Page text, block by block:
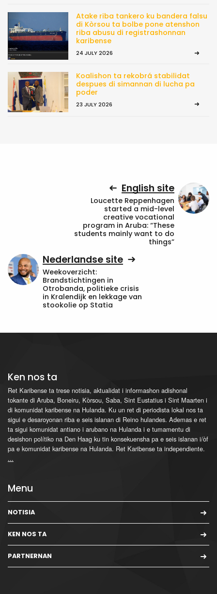
Atake riba tankero ku bandera falsu
di Kòrsou ta bolbe pone atenshon
riba abusu di registrashonnan
karibense
24 JULY 2026
Koalishon ta rekobrá stabilidat
despues di simannan di lucha pa
poder
23 JULY 2026
English site
Loucette Reppenhagen
started a mid-level
creative vocational
program in Aruba: “These
students mainly want to do
things”
Nederlandse site
Weekoverzicht:
Brandstichtingen in
Otrobanda, politieke crisis
in Kralendijk en lekkage van
stookolie op Statia
Ken nos ta
Ret Karibense ta trese notisia, aktualidat i informashon adishonal
tokante di Aruba, Boneiru, Kòrsou, Saba, Sint Eustatius i Sint Maarten i
di komunidat karibense na Hulanda. Ku un ret di periodista lokal nos ta
sigui e desaroyonan riba e seis islanan di Reino hulandes. Ademas e ret
ta sigui komunidat antiano i arubano na Hulanda i e tumamentu di
desishon polítiko na Den Haag ku tin konsekuensha pa e seis islanan i/òf
pa e komunidat karibense na Hulanda. Ret Karibense ta independiente.
...
Menu
NOTISIA
KEN NOS TA
PARTNERNAN